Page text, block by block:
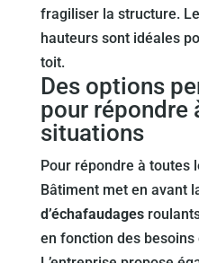
fragiliser la structure.
hauteurs sont idéales
toit.
Des options
pour répondre
situations
Pour répondre à toutes
Bâtiment met en avant
d’échafaudages
en fonction des